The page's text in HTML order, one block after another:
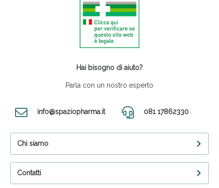
Hai bisogno di aiuto?
Parla con un nostro esperto
info@spaziopharma.it 081 17862330
Chi siamo
Contatti